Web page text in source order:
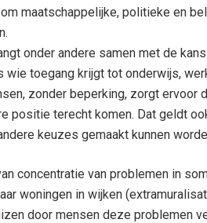
maatschappelijke, politieke en
onder andere samen met de
wie toegang krijgt tot onderwijs,
zonder beperking, zorgt ervoor
positie terecht komen. Dat geldt
keuzes gemaakt kunnen
concentratie van problemen in
woningen in wijken
door mensen deze problemen